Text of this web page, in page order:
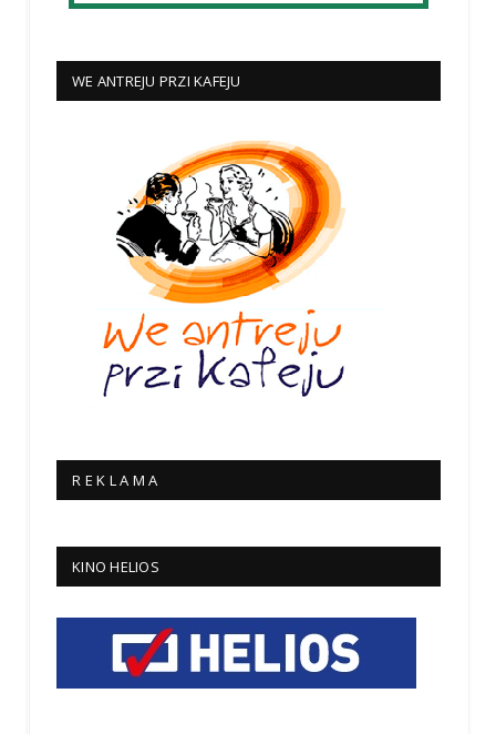
WE ANTREJU PRZI KAFEJU
R E K L A M A
KINO HELIOS